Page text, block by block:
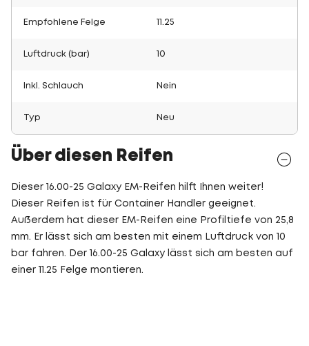
Empfohlene Felge 11.25
Luftdruck (bar) 10
Inkl. Schlauch Nein
Typ Neu
Über diesen Reifen
Dieser 16.00-25 Galaxy EM-Reifen hilft Ihnen weiter!
Dieser Reifen ist für Container Handler geeignet.
Außerdem hat dieser EM-Reifen eine Profiltiefe von 25,8
mm. Er lässt sich am besten mit einem Luftdruck von 10
bar fahren. Der 16.00-25 Galaxy lässt sich am besten auf
einer 11.25 Felge montieren.